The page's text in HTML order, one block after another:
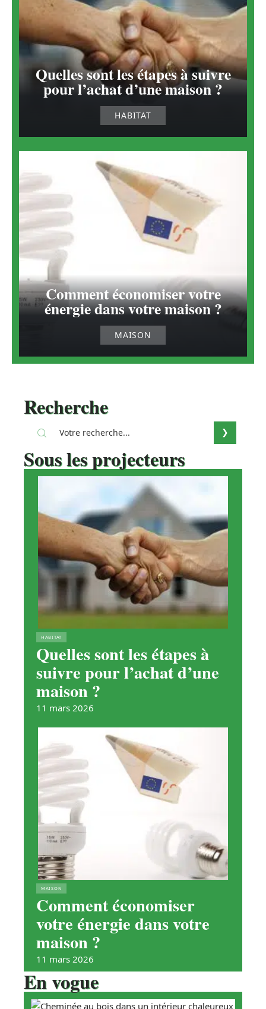
Quelles sont les étapes à suivre
pour l’achat d’une maison ?
HABITAT
Comment économiser votre
énergie dans votre maison ?
MAISON
Recherche
Sous les projecteurs
HABITAT
Quelles sont les étapes à
suivre pour l’achat d’une
maison ?
11 mars 2026
MAISON
Comment économiser
votre énergie dans votre
maison ?
11 mars 2026
En vogue